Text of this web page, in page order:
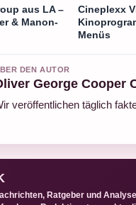
aus LA –
& Manon-
Cineplexx
Menüs
DEN AUTOR
George Cooper
veröffentlichen täglich
Ratgeber und